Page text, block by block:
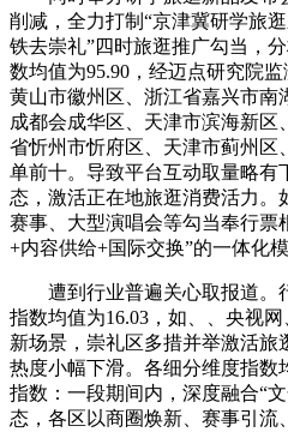
削减，全力打制“京津冀研学旅
铁去崇礼”四时旅逛推广勾当，
数均值为95.90，经迈点研究院
黄山市徽州区、浙江省嘉兴市南
成都会成华区、天津市滨海新
省忻州市忻府区、天津市蓟州区
单前十。导致平台互动取量略有
态，激活正在地旅逛消费活力。
赛事、大型演唱会等勾当奉行票
+内容供给+国际交换”的一体化模
遭到行业普遍关心取报道。
指数均值为16.03，如、、央视
新场景，崇礼区多措并举激活旅
热度小幅下滑。各细分维度指数
指数：一段期间内，深度融合“
态，各区以商圈焕新、赛事引流